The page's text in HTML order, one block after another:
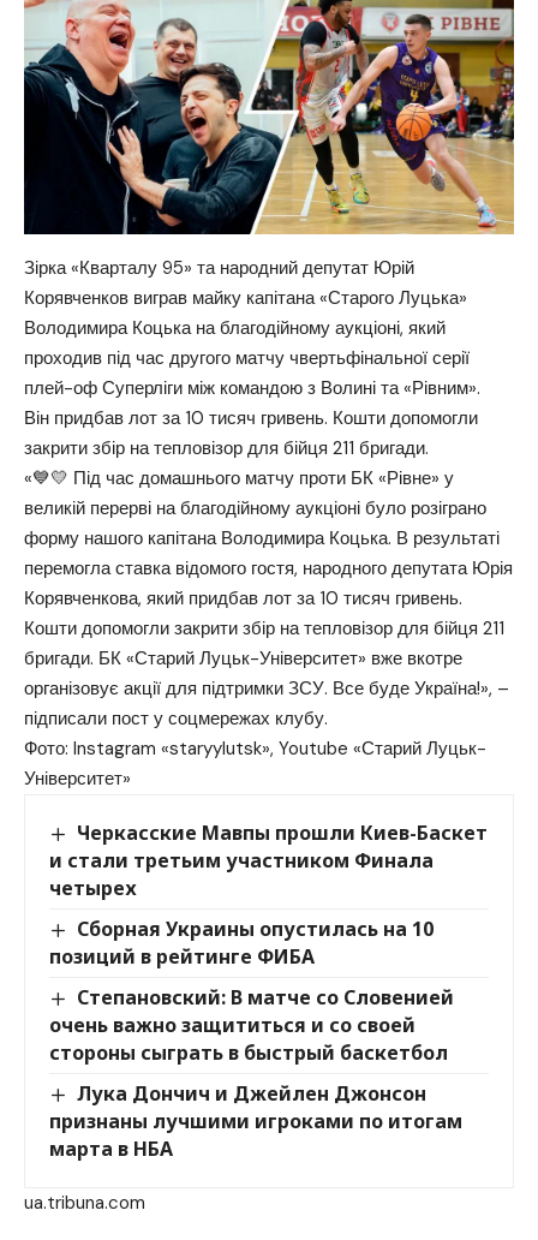
Зірка «Кварталу 95» та народний депутат Юрій
Корявченков виграв майку капітана «Старого Луцька»
Володимира Коцька на благодійному аукціоні, який
проходив під час другого матчу чвертьфінальної серії
плей-оф Суперліги між командою з Волині та «Рівним».
Він придбав лот за 10 тисяч гривень. Кошти допомогли
закрити збір на тепловізор для бійця 211 бригади.
«💙💛 Під час домашнього матчу проти БК «Рівне» у
великій перерві на благодійному аукціоні було розіграно
форму нашого капітана Володимира Коцька. В результаті
перемогла ставка відомого гостя, народного депутата Юрія
Корявченкова, який придбав лот за 10 тисяч гривень.
Кошти допомогли закрити збір на тепловізор для бійця 211
бригади. БК «Старий Луцьк-Університет» вже вкотре
організовує акції для підтримки ЗСУ. Все буде Україна!», –
підписали пост у соцмережах клубу.
Фото: Instagram «staryylutsk», Youtube «Старий Луцьк-
Університет»
Черкасские Мавпы прошли Киев-Баскет
и стали третьим участником Финала
четырех
Сборная Украины опустилась на 10
позиций в рейтинге ФИБА
Степановский: В матче со Словенией
очень важно защититься и со своей
стороны сыграть в быстрый баскетбол
Лука Дончич и Джейлен Джонсон
признаны лучшими игроками по итогам
марта в НБА
ua.tribuna.com